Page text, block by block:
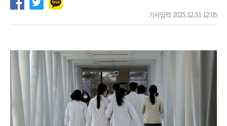
기사입력 2025.12.31 12:05